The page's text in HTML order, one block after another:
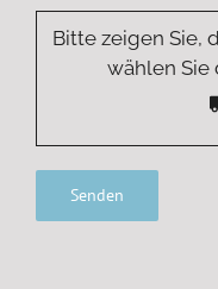
Bitte zeigen Sie,
wählen Sie